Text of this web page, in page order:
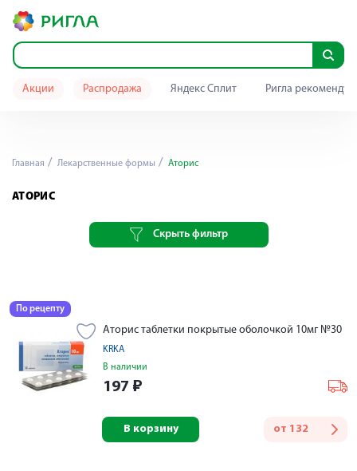
Акции Распродажа Яндекс Сплит Ригла
Главная Лекарственные формы Аторис
АТОРИС
Скрыть фильтр
По рецепту
Аторис таблетки покрытые оболочкой 10мг №30
KRKA
В наличии
197 ₽
от 132
В корзину